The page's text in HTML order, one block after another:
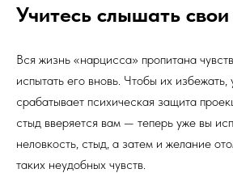
Учитесь слышать свои
Вся жизнь «нарцисса» пропитана
испытать его вновь. Чтобы их
срабатывает психическая защита
стыд вверяется вам — теперь уже вы
неловкость, стыд, а затем и желание
таких неудобных чувств.